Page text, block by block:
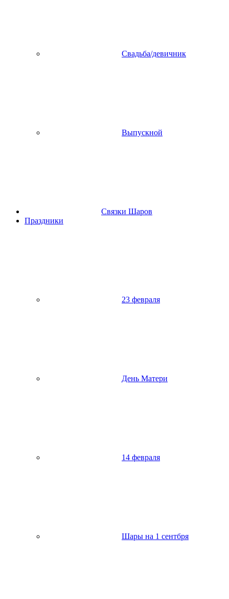
Свадьба/девичник
Выпускной
Связки Шаров
Праздники
23 февраля
День Матери
14 февраля
Шары на 1 сентбря